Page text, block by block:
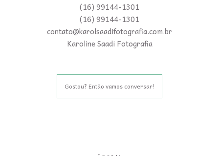
(16) 99144-1301
(16) 99144-1301
contato@karolsaadifotografia.com.br
Karoline Saadi Fotografia
Gostou? Então vamos conversar!